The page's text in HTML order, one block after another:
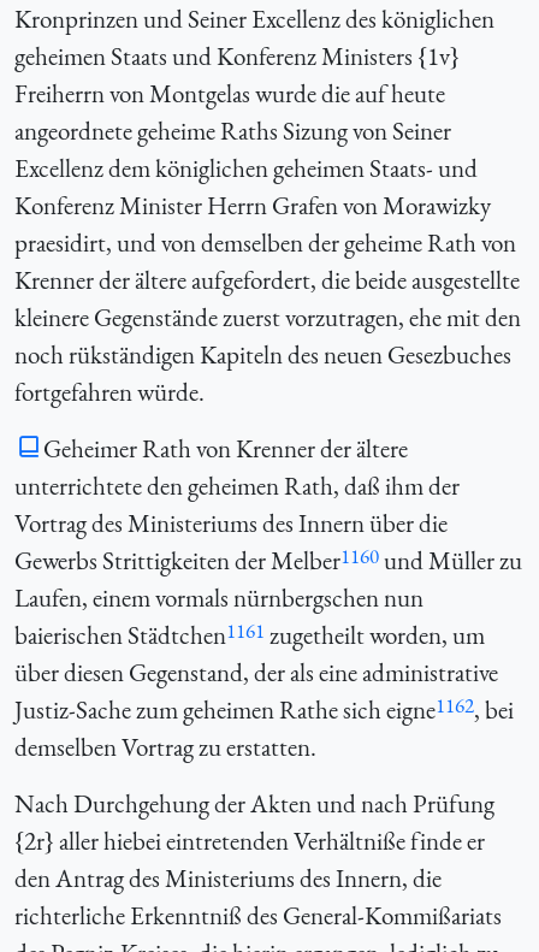
Kronprinzen und Seiner Excellenz des königlichen
geheimen Staats und Konferenz Ministers {1v}
Freiherrn von Montgelas wurde die auf heute
angeordnete geheime Raths Sizung von Seiner
Excellenz dem königlichen geheimen Staats- und
Konferenz Minister Herrn Grafen von Morawizky
praesidirt, und von demselben der geheime Rath von
Krenner der ältere aufgefordert, die beide ausgestellte
kleinere Gegenstände zuerst vorzutragen, ehe mit den
noch rükständigen Kapiteln des neuen Gesezbuches
fortgefahren würde.
Geheimer Rath von Krenner der ältere
unterrichtete den geheimen Rath, daß ihm der
Vortrag des Ministeriums des Innern über die
Gewerbs Strittigkeiten der Melber1160und Müller zu
Laufen, einem vormals nürnbergschen nun
baierischen Städtchen1161 zugetheilt worden, um
über diesen Gegenstand, der als eine administrative
Justiz-Sache zum geheimen Rathe sich eigne1162, bei
demselben Vortrag zu erstatten.
Nach Durchgehung der Akten und nach Prüfung
{2r} aller hiebei eintretenden Verhältniße finde er
den Antrag des Ministeriums des Innern, die
richterliche Erkenntniß des General-Kommißariats